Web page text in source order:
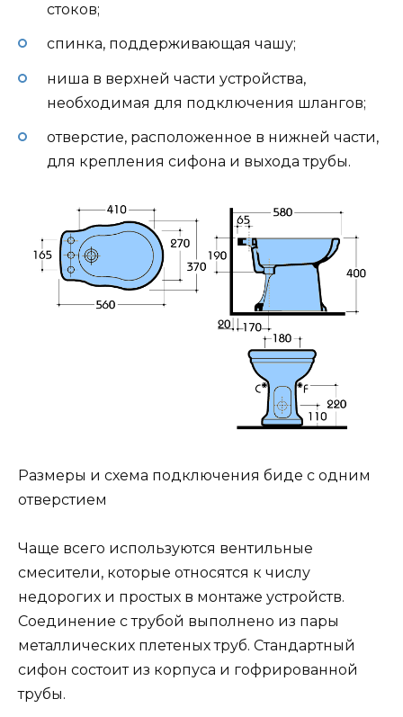
стоков;
спинка, поддерживающая чашу;
ниша в верхней части устройства,
необходимая для подключения шлангов;
отверстие, расположенное в нижней части,
для крепления сифона и выхода трубы.
Размеры и схема подключения биде с одним
отверстием
Чаще всего используются вентильные
смесители, которые относятся к числу
недорогих и простых в монтаже устройств.
Соединение с трубой выполнено из пары
металлических плетеных труб. Стандартный
сифон состоит из корпуса и гофрированной
трубы.